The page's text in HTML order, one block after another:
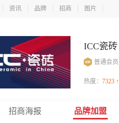
资讯 品牌 招商 图片
ICC瓷砖
普通会员
热度： 7323 ↑
招商海报 品牌加盟